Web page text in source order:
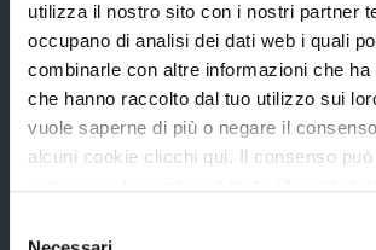
utilizza il nostro sito con i nostri partner
occupano di analisi dei dati web i quali
combinarle con altre informazioni che ha
che hanno raccolto dal tuo utilizzo sui
vuole saperne di più o negare il
alcuni cookie clicchi qui. Il consenso può
tasto "Rifiuta".
Statuto e Regolamenti
Amministrazione Trasparente
Uffici e orari
Storia della Provincia
Edifici e Parchi